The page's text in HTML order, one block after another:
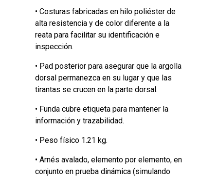
• Costuras fabricadas en hilo poliéster de
alta resistencia y de color diferente a la
reata para facilitar su identificación e
inspección.
• Pad posterior para asegurar que la argolla
dorsal permanezca en su lugar y que las
tirantas se crucen en la parte dorsal.
• Funda cubre etiqueta para mantener la
información y trazabilidad.
• Peso físico 1.21 kg.
• Arnés avalado, elemento por elemento, en
conjunto en prueba dinámica (simulando